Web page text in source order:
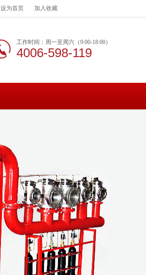
设为首页 加入收藏
工作时间：周一至周六（9:00-18:00）
4006-598-119